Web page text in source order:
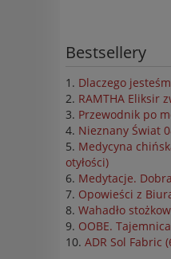
Bestsellery
Dlaczego
RAMTHA Eliksir
Przewodnik po
Nieznany Świat
Medycyna
otyłości)
Medytacje.
Opowieści z
Wahadło
OOBE.
ADR Sol Fabric